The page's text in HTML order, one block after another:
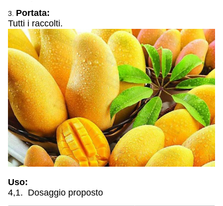
3. Portata:
Tutti i raccolti.
Uso:
4,1. Dosaggio proposto